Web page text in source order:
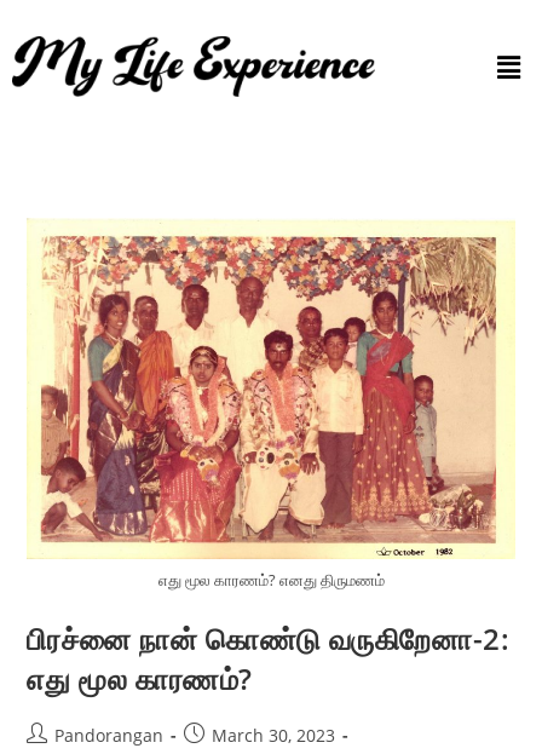
எது மூல காரணம்? எனது திருமணம்
பிரச்னை நான் கொண்டு வருகிறேனா-2:
எது மூல காரணம்?
Pandorangan
March 30, 2023